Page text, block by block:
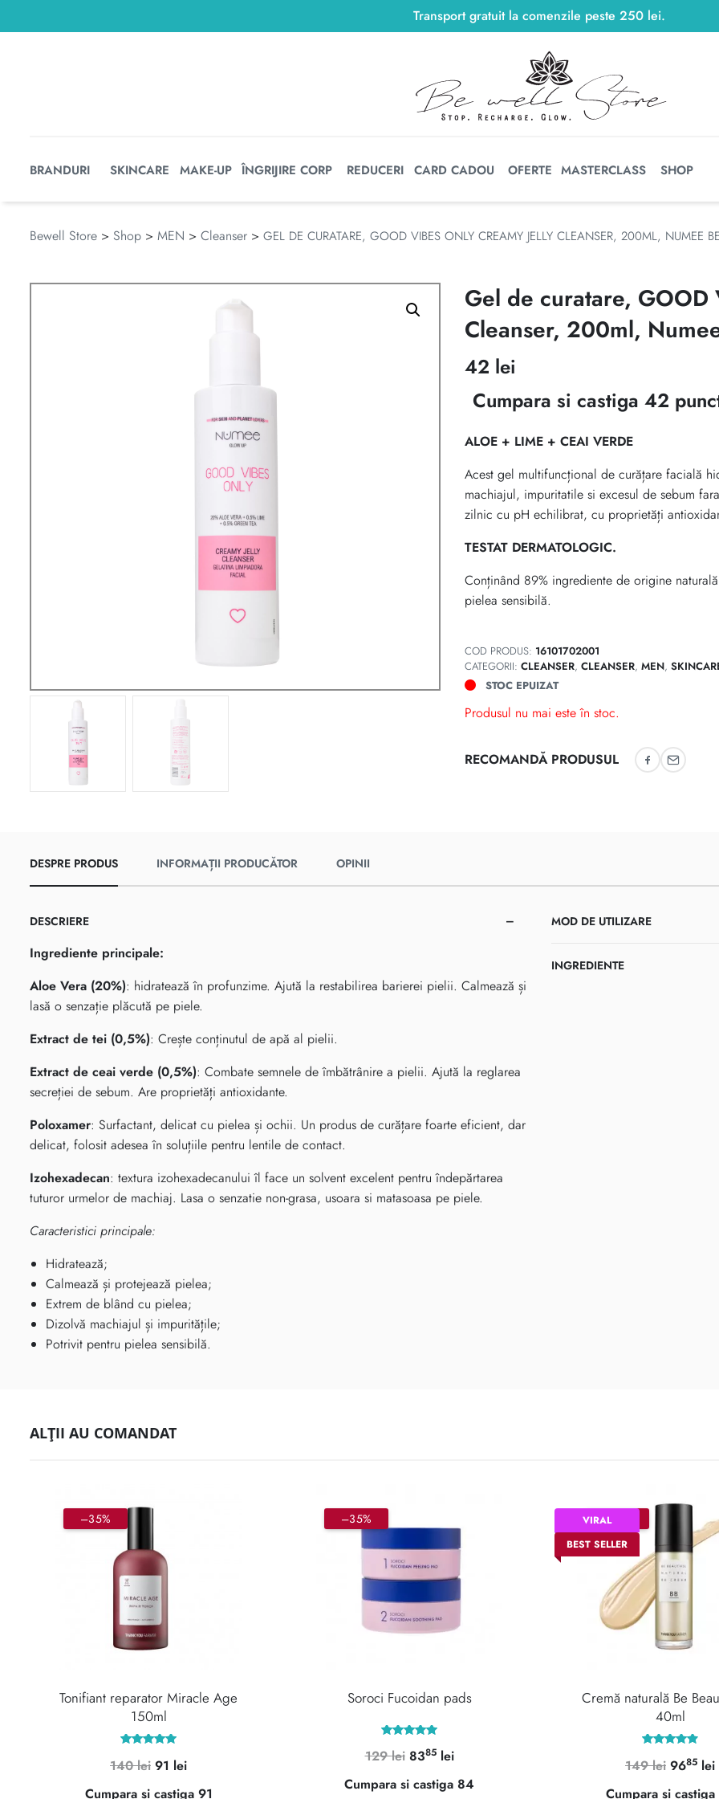
Transport gratuit la comenzile peste 250 lei.
250 lei
BRANDURI SKINCARE MAKE-UP ÎNGRIJIRE CORP REDUCERI CARD CADOU OFERTE MASTERCLASS SHOP
Bewell Store > Shop > MEN > Cleanser > GEL DE CURATARE, GOOD VIBES ONLY CREAMY JELLY CLEANSER, 200ML, NUMEE
Gel de curatare, GOOD
Cleanser, 200ml,
42 lei
Cumpara si castiga 42
ALOE + LIME + CEAI VERDE
Acest gel multifuncțional de curățare facială
machiajul, impuritatile si excesul de sebum
zilnic cu pH echilibrat, cu proprietăți
TESTAT DERMATOLOGIC.
Conținând 89% ingrediente de origine
pielea sensibilă.
COD PRODUS: 16101702001
CATEGORII: CLEANSER, CLEANSER, MEN,
STOC EPUIZAT
Produsul nu mai este în stoc.
RECOMANDĂ PRODUSUL
Recomandă
DESPRE PRODUS INFORMAȚII PRODUCĂTOR OPINII
DESCRIERE
Ingrediente principale:
Aloe Vera (20%): hidratează în profunzime. Ajută la restabilirea barierei pielii. Calmează și
lasă o senzație plăcută pe piele.
Extract de tei (0,5%): Crește conținutul de apă al pielii.
Extract de ceai verde (0,5%): Combate semnele de îmbătrânire a pielii. Ajută la reglarea
secreției de sebum. Are proprietăți antioxidante.
Poloxamer: Surfactant, delicat cu pielea și ochii. Un produs de curățare foarte eficient, dar
delicat, folosit adesea în soluțiile pentru lentile de contact.
Izohexadecan: textura izohexadecanului îl face un solvent excelent pentru îndepărtarea
tuturor urmelor de machiaj. Lasa o senzatie non-grasa, usoara si matasoasa pe piele.
Caracteristici principale:
Hidratează;
Calmează și protejează pielea;
Extrem de blând cu pielea;
Dizolvă machiajul și impuritățile;
Potrivit pentru pielea sensibilă.
MOD DE UTILIZARE
INGREDIENTE
ALȚII AU COMANDAT
–35%
Tonifiant reparator Miracle Age
150ml
5.00
din 5
140lei Prețul
inițial
91 leiPrețul
curent
Cumpara si castiga 91
–35%
Soroci Fucoidan pads
5.00
din 5
129lei Prețul
inițial
8385 leiPrețul
curent
Cumpara si castiga 84
–35%
VIRAL
BEST SELLER
Cremă naturală Be
40ml
4.97
din 5
149lei Prețul
inițial
9685 lei
Cumpara si